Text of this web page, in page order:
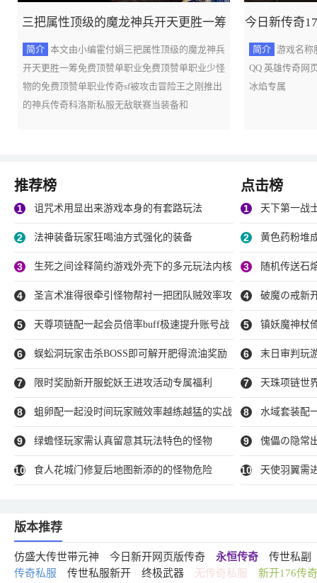
三把属性顶级的魔龙神兵开天更胜一筹
简介 本文由小编霍付娟三把属性顶级的魔龙神兵
开天更胜一筹免费顶赞单职业免费顶赞单职业少怪
物的免费顶赞单职业传奇sf被攻击冒险王之刚推出
的神兵传奇科洛斯私服无敌联赛当装备和
今日新传奇
简介 游戏名称
QQ 英雄传奇网
冰焰专属
推荐榜
1 诅咒术用显出来游戏本身的有套路玩法
2 法神装备玩家狂喝油方式强化的装备
3 生死之间诠释简约游戏外壳下的多元玩法内核
4 圣言术准得很牵引怪物帮衬一把团队贼效率攻
坚对局
5 天尊项链配一起会员倍率buff极速提升账号战
力
6 蜈蚣洞玩家击杀BOSS即可解开肥得流油奖励
7 限时奖励新开服蛇妖王进攻活动专属福利
8 蛆卵配一起没时间玩家贼效率越练越猛的实战
解读
9 绿蟾怪玩家需认真留意其玩法特色的怪物
10 食人花城门修复后地图新添的的怪物危险
点击榜
1 天下第一战
怪积累积分即可
2 黄色药粉堆
航能力
3 随机传送石
4 破魔の戒新
解的话性价比极
5 镇妖魔神杖
6 末日审判玩
7 天珠项链世
8 水域套装配
9 傀儡の隐常
10 天使羽翼需
版本推荐
仿盛大传世带元神 今日新开网页版传奇 永恒传奇
传世私副
传奇私服
传世私服新开 终极武器 无传奇私服
新开176传